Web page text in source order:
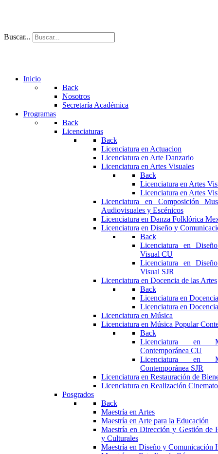
Buscar...
Inicio
Back
Nosotros
Secretaría Académica
Programas
Back
Licenciaturas
Back
Licenciatura en Actuacion
Licenciatura en Arte Danzario
Licenciatura en Artes Visuales
Back
Licenciatura en Artes
Licenciatura en Artes
Licenciatura en Composición
Audiovisuales y Escénicos
Licenciatura en Danza Folklórica
Licenciatura en Diseño y
Back
Licenciatura en
Visual CU
Licenciatura en
Visual SJR
Licenciatura en Docencia de las Artes
Back
Licenciatura en
Licenciatura en
Licenciatura en Música
Licenciatura en Música Popular
Back
Licenciatura en
Contemporánea CU
Licenciatura en
Contemporánea SJR
Licenciatura en Restauración de
Licenciatura en Realización
Posgrados
Back
Maestría en Artes
Maestría en Arte para la Educación
Maestría en Dirección y Gestión de
y Culturales
Maestría en Diseño y Comunicación